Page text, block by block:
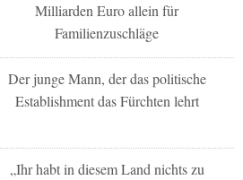
Milliarden Euro allein für
Familienzuschläge
Der junge Mann, der das politische
Establishment das Fürchten lehrt
„Ihr habt in diesem Land nichts zu